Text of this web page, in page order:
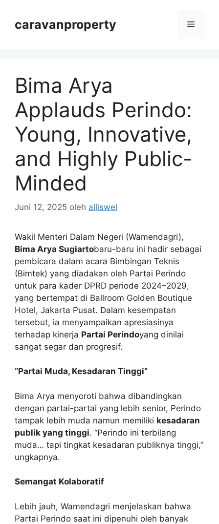
caravanproperty Menu
Bima Arya
Applauds Perindo:
Young, Innovative,
and Highly Public-
Minded
Juni 12, 2025 oleh alliswel
Wakil Menteri Dalam Negeri (Wamendagri),
Bima Arya Sugiartobaru-baru ini hadir sebagai
pembicara dalam acara Bimbingan Teknis
(Bimtek) yang diadakan oleh Partai Perindo
untuk para kader DPRD periode 2024–2029,
yang bertempat di Ballroom Golden Boutique
Hotel, Jakarta Pusat. Dalam kesempatan
tersebut, ia menyampaikan apresiasinya
terhadap kinerja Partai Perindoyang dinilai
sangat segar dan progresif.
“Partai Muda, Kesadaran Tinggi”
Bima Arya menyoroti bahwa dibandingkan
dengan partai-partai yang lebih senior, Perindo
tampak lebih muda namun memiliki kesadaran
publik yang tinggi. “Perindo ini terbilang
muda… tapi tingkat kesadaran publiknya tinggi,”
ungkapnya.
Semangat Kolaboratif
Lebih jauh, Wamendagri menjelaskan bahwa
Partai Perindo saat ini dipenuhi oleh banyak